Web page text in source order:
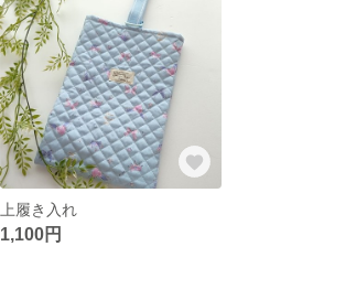
上履き入れ
1,100円